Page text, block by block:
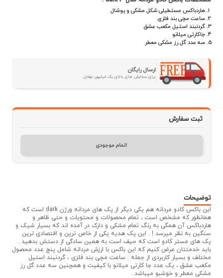
هاردباکس مستطیلی شکل مشکی و پوشال
ساعت مچی بند فلزی
گردنبند استیل مکعب عشق
جاکارتی میلانو
سه عدد گل رز مشکی معطر
ارسال رایگان
برای سفارش های بالای یک میلیون تومان
ثبت سفارش
اتمام موجودی
توضیحات
این باکس کادو مردانه هم یکی دیگر از پک های مردانه ورژن dark است که
همانطور که مشخص است ، تمام محصولات و محتویات و حتی ظاهر و
هاردباکس آن همگی به رنگ تمام مشکی و دارک در آمده اند که بسیار شیک و
سنگین به نظر میرسد ! . این پک هدیه یکی از خاص ترین و اقتصادی ترین
پک های مستر کادو است که حیف است به همین سادگی از دستش بدهید .
باید خدمتتان عرض کنیم که این باکس با ارزش مردانه شامل پنج عدد محصول
مختلف و بسیار کاربردی از جمله : ساعت مچی بند فلزی ، گردنبند استیل
مکعب عشق ، یک عدد جا کارتی میلانو با کیفیت و همچنین سه عدد گل رز
مشکی معطر و خوشبو میباشد .